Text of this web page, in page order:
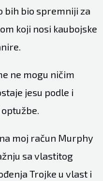
bih bio spremniji za
koji nosi kaubojske
ne mogu ničim
jesu podle i
moj račun Murphy
sa vlastitog
Trojke u vlast i